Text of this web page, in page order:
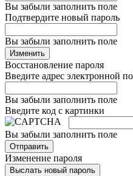
Вы забыли заполнить поле
Подтвердите новый пароль
Вы забыли заполнить поле
Изменить
Восстановление пароля
Введите адрес электронной
Вы забыли заполнить поле
Введите код с картинки
Вы забыли заполнить поле
Отправить
Изменение пароля
Выслать новый пароль